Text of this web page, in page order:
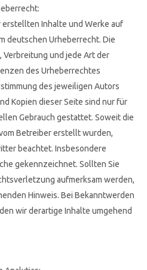
Inhalte und Werke auf
deutschen Urheberrecht. Die
und jede Art der
des Urheberrechtes
des jeweiligen Autors
Kopien dieser Seite sind nur für
Gebrauch gestattet. Soweit die
Betreiber erstellt wurden,
beachtet. Insbesondere
gekennzeichnet. Sollten Sie
aufmerksam werden,
Hinweis. Bei Bekanntwerden
wir derartige Inhalte umgehend